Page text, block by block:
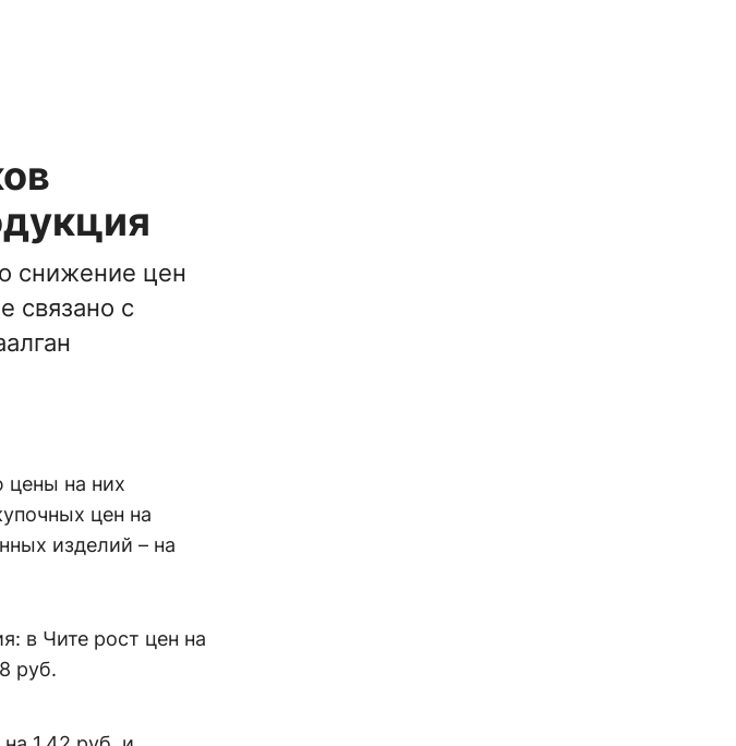
снижение цен
связано с
на них
цен на
изделий – на
в Чите рост цен на
руб.